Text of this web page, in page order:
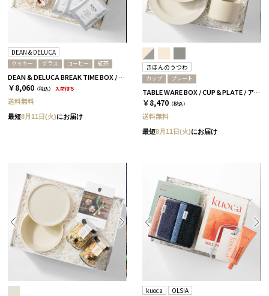
DEAN & DELUCA
クッキー グラス コーヒー 紅茶
DEAN & DELUCA BREAK TIME BOX / 全2種［ディーン＆デルーカ］ コーヒー
￥8,060 （税込） 入荷待ち
送料無料
最短8月11日(火)にお届け
きほんのうつわ
カップ プレート
TABLE WARE BOX / CUP＆PLATE / アイボリー［きほんのうつわ］
￥8,470 （税込）
送料無料
最短8月11日(火)にお届け
kuoca OLSIA